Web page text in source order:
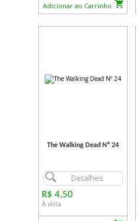
Adicionar ao Carrinho
The Walking Dead Nº 24
Detalhes
R$ 4,50
À vista